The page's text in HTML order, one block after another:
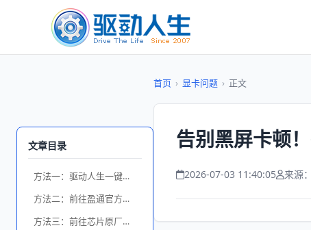
文章目录
方法一：驱动人生一键识别安装
方法二：前往盈通官方网站手动下载
方法三：前往芯片原厂（AMD/NVIDIA）官网下载
首页 › 显卡问题 › 正文
告别黑屏卡顿
2026-07-03 11:40:05 来源